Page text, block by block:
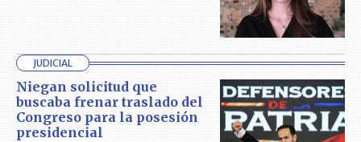
JUDICIAL
Niegan solicitud que
buscaba frenar traslado del
Congreso para la posesión
presidencial